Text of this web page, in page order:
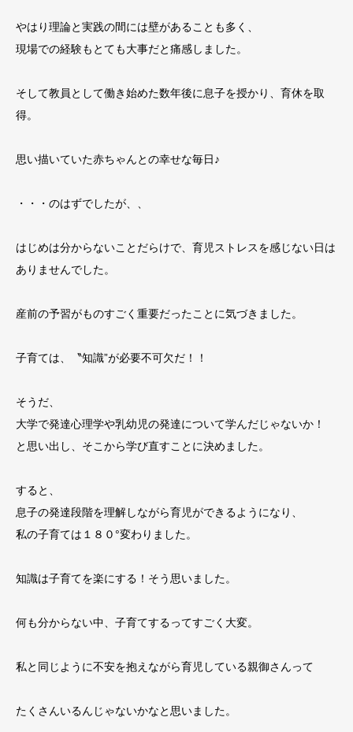
やはり理論と実践の間には壁があることも多く、
現場での経験もとても大事だと痛感しました。
そして教員として働き始めた数年後に息子を授かり、育休を取
得。
思い描いていた赤ちゃんとの幸せな毎日♪
・・・のはずでしたが、、
はじめは分からないことだらけで、育児ストレスを感じない日は
ありませんでした。
産前の予習がものすごく重要だったことに気づきました。
子育ては、〝知識”が必要不可欠だ！！
そうだ、
大学で発達心理学や乳幼児の発達について学んだじゃないか！
と思い出し、そこから学び直すことに決めました。
すると、
息子の発達段階を理解しながら育児ができるようになり、
私の子育ては１８０°変わりました。
知識は子育てを楽にする！そう思いました。
何も分からない中、子育てするってすごく大変。
私と同じように不安を抱えながら育児している親御さんって
たくさんいるんじゃないかなと思いました。